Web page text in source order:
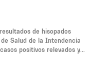
de hisopados
Salud de la Intendencia
positivos relevados y...